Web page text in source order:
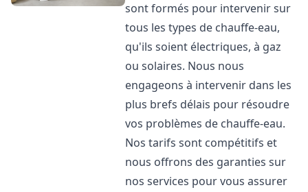
sont formés pour intervenir sur
tous les types de chauffe-eau,
qu'ils soient électriques, à gaz
ou solaires. Nous nous
engageons à intervenir dans les
plus brefs délais pour résoudre
vos problèmes de chauffe-eau.
Nos tarifs sont compétitifs et
nous offrons des garanties sur
nos services pour vous assurer